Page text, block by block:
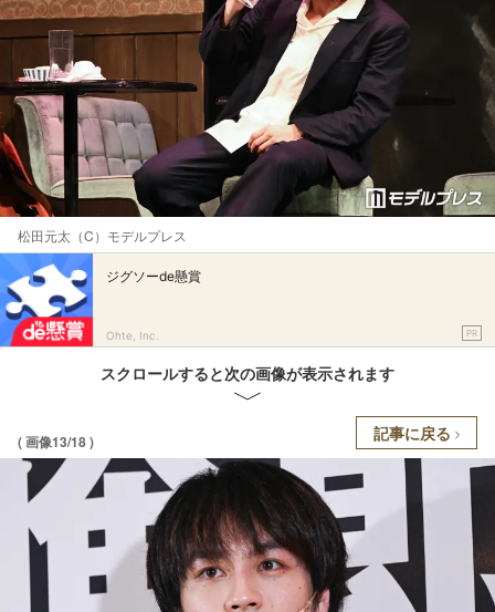
松田元太（C）モデルプレス
ジグソーde懸賞
Ohte, Inc. PR
スクロールすると次の画像が表示されます
( 画像13/18 ) 記事に戻る